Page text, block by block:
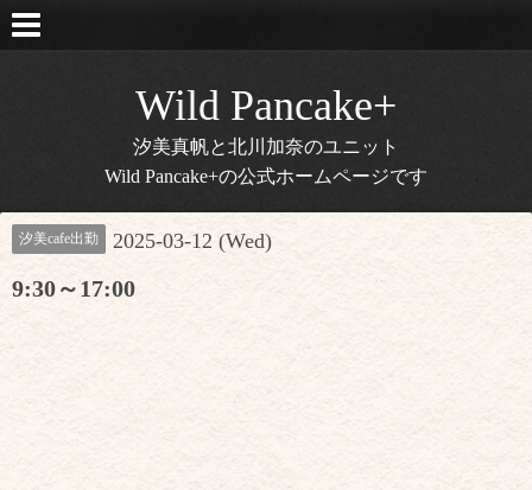
Wild Pancake+
汐美真帆と北川加奈のユニット
Wild Pancake+の公式ホームページです
汐美cafe出勤 2025-03-12 (Wed)
9:30～17:00